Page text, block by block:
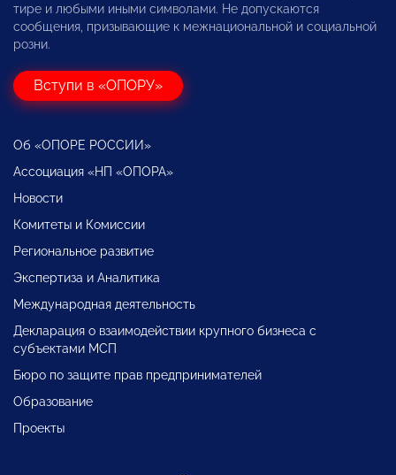
тире и любыми иными символами. Не допускаются
сообщения, призывающие к межнациональной и социальной
розни.
Вступи в «ОПОРУ»
Об «ОПОРЕ РОССИИ»
Ассоциация «НП «ОПОРА»
Новости
Комитеты и Комиссии
Региональное развитие
Экспертиза и Аналитика
Международная деятельность
Декларация о взаимодействии крупного бизнеса с
субъектами МСП
Бюро по защите прав предпринимателей
Образование
Проекты